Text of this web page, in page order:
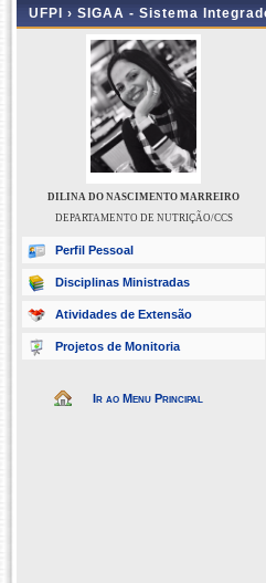
UFPI › SIGAA - Sistema
DILINA DO NASCIMENTO MARREIRO
DEPARTAMENTO DE NUTRIÇÃO/CCS
Perfil Pessoal
Disciplinas Ministradas
Atividades de Extensão
Projetos de Monitoria
Ir ao Menu Principal